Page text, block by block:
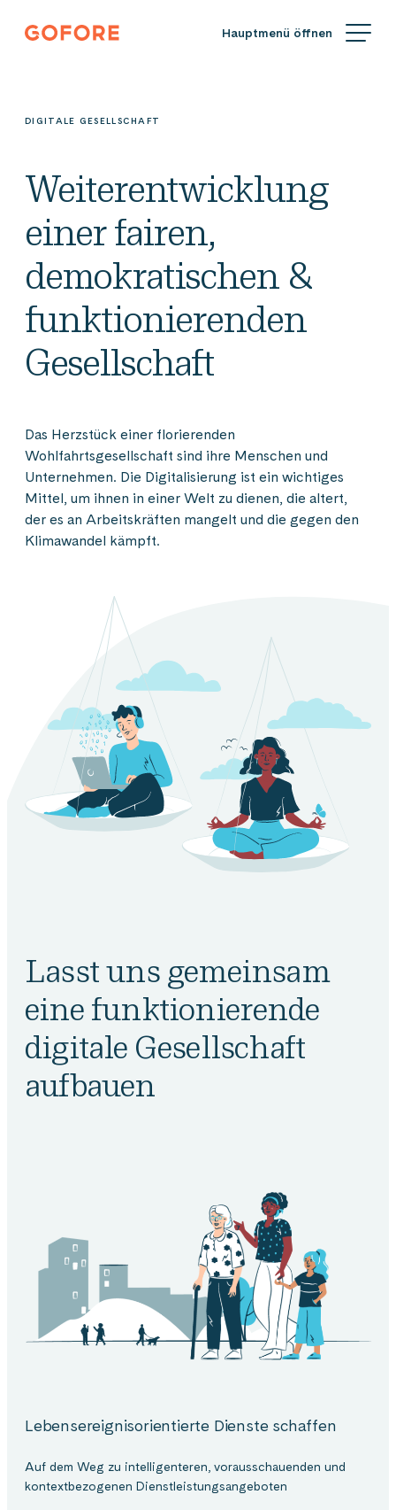
Zum
Inhalt
Gofore
in
DIGITALE GESELLSCHAFT
Weiterentwicklung
einer fairen,
demokratischen &
funktionierenden
Gesellschaft
Das Herzstück einer florierenden
Wohlfahrtsgesellschaft sind ihre Menschen und
Unternehmen. Die Digitalisierung ist ein wichtiges
Mittel, um ihnen in einer Welt zu dienen, die altert,
der es an Arbeitskräften mangelt und die gegen den
Klimawandel kämpft.
Lasst uns gemeinsam
eine funktionierende
digitale Gesellschaft
aufbauen
Lebensereignisorientierte Dienste schaffen
Auf dem Weg zu intelligenteren, vorausschauenden und
kontextbezogenen Dienstleistungsangeboten